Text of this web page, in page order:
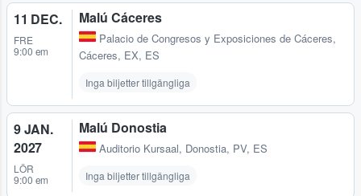
11 DEC.
FRE
9:00 em
Malú Cáceres
Palacio de Congresos y Exposiciones de Cáceres,
Cáceres, EX, ES
Inga biljetter tillgängliga
9 JAN.
2027
LÖR
9:00 em
Malú Donostia
Auditorio Kursaal, Donostia, PV, ES
Inga biljetter tillgängliga